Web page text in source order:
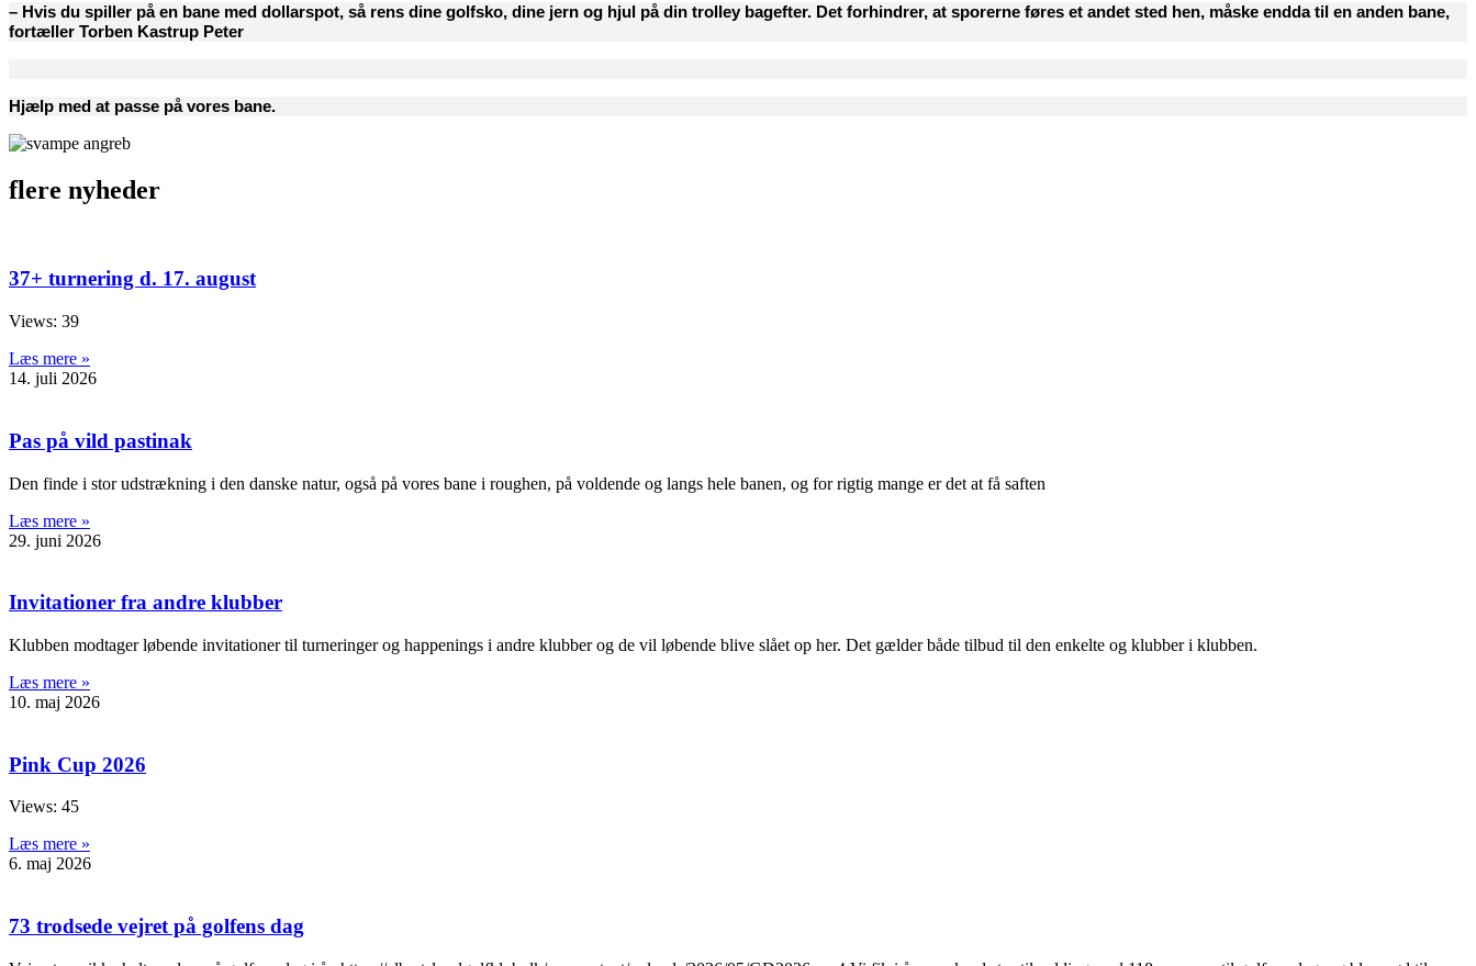
– Hvis du spiller på en bane med dollarspot, så rens dine golfsko, dine jern og hjul på din trolley bagefter. Det forhindrer, at sporerne føres et andet sted hen, måske endda til en anden bane,
fortæller Torben Kastrup Peter
Hjælp med at passe på vores bane.
flere nyheder
37+ turnering d. 17. august
Views: 39
Læs mere »
14. juli 2026
Pas på vild pastinak
Den finde i stor udstrækning i den danske natur, også på vores bane i roughen, på voldende og langs hele banen, og for rigtig mange er det at få saften
Læs mere »
29. juni 2026
Invitationer fra andre klubber
Klubben modtager løbende invitationer til turneringer og happenings i andre klubber og de vil løbende blive slået op her. Det gælder både tilbud til den enkelte og klubber i klubben.
Læs mere »
10. maj 2026
Pink Cup 2026
Views: 45
Læs mere »
6. maj 2026
73 trodsede vejret på golfens dag